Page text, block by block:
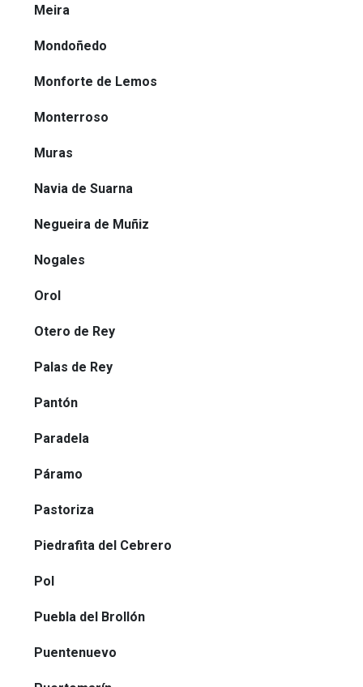
Meira
Mondoñedo
Monforte de Lemos
Monterroso
Muras
Navia de Suarna
Negueira de Muñiz
Nogales
Orol
Otero de Rey
Palas de Rey
Pantón
Paradela
Páramo
Pastoriza
Piedrafita del Cebrero
Pol
Puebla del Brollón
Puentenuevo